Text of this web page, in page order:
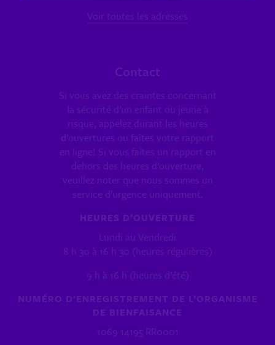
Voir toutes les adresses
Contact
Si vous avez des craintes concernant
la sécurité d’un enfant ou jeune à
risque, appelez durant les heures
d’ouvertures ou faîtes votre rapport
en ligne! Si vous faîtes un rapport en
dehors des heures d’ouverture,
veuillez noter que nous sommes un
service d’urgence uniquement.
HEURES D’OUVERTURE
Lundi au Vendredi
8 h 30 à 16 h 30 (heures régulières)
9 h à 16 h (heures d’été)
NUMÉRO D'ENREGISTREMENT DE L’ORGANISME
DE BIENFAISANCE
1069 14195 RR0001